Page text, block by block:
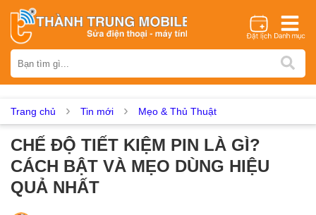
iPhone Samsung Oppo Xiaomi Realme Vivo
Asus Sony Vertu LG Tecno
Dịch vụ sửa chữa
Thay màn hình Thay pin Thay camera
Trang chủ Tin mới Mẹo & Thủ Thuật
CHẾ ĐỘ TIẾT KIỆM PIN LÀ GÌ?
CÁCH BẬT VÀ MẸO DÙNG HIỆU
QUẢ NHẤT